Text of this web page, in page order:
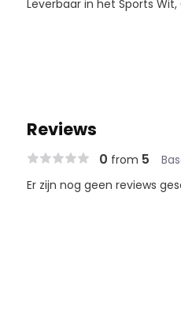
Leverbaar in het Sports Wit,
Reviews
0 from 5
Er zijn nog geen reviews